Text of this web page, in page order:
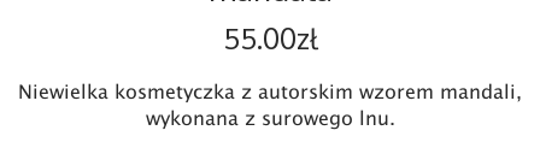
55.00zł
Niewielka kosmetyczka z autorskim wzorem mandali,
wykonana z surowego lnu.